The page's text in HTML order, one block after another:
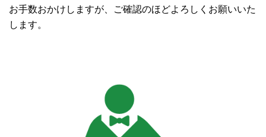
お手数おかけしますが、ご確認のほどよろしくお願いいた
します。